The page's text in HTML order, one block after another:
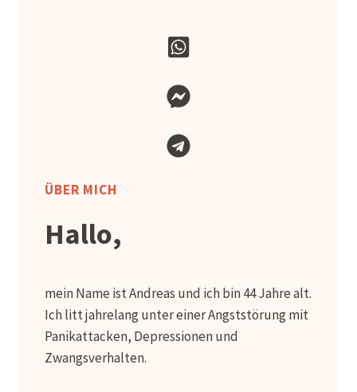
ÜBER MICH
Hallo,
mein Name ist Andreas und ich bin 44 Jahre alt.
Ich litt jahrelang unter einer Angststörung mit
Panikattacken, Depressionen und
Zwangsverhalten.